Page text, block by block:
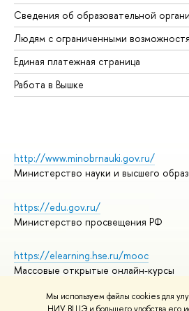
Мы используем файлы cookies для
Сведения об образовательной
Людям с ограниченными
Единая платежная страница
Работа в Вышке
http://www.minobrnauki.gov.ru/
Министерство науки и высшего
https://edu.gov.ru/
Министерство просвещения РФ
https://elearning.hse.ru/mooc
Массовые открытые онлайн-курсы